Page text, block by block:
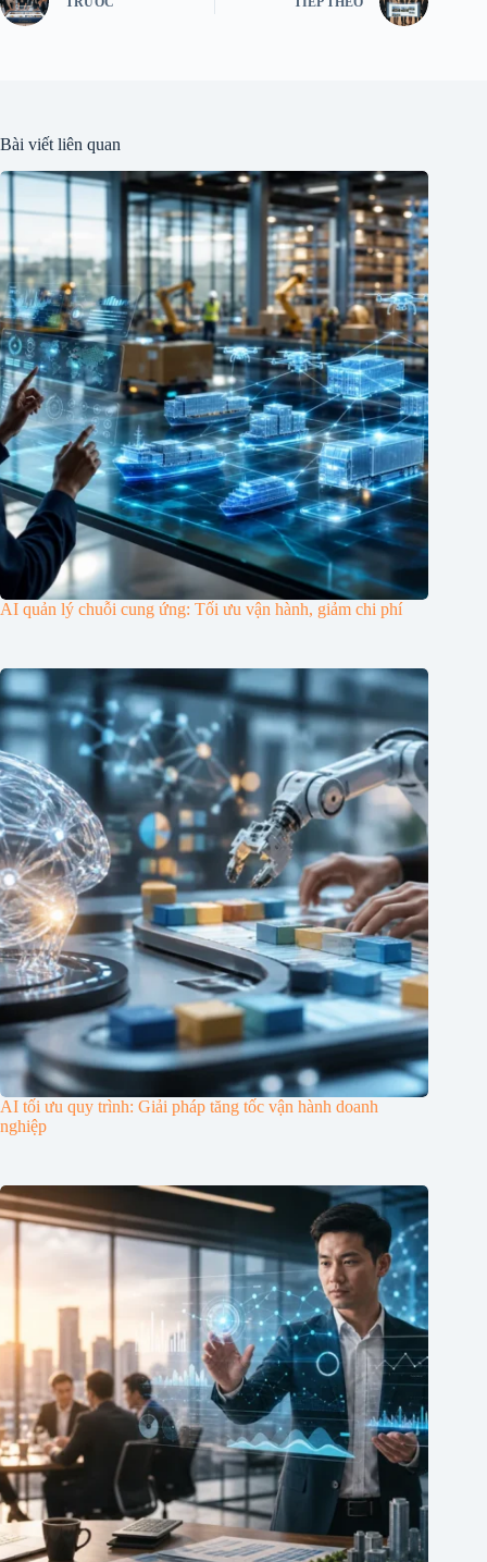
Bài viết liên quan
AI quản lý chuỗi cung ứng: Tối ưu vận hành, giảm chi phí
AI tối ưu quy trình: Giải pháp tăng tốc vận hành doanh
nghiệp